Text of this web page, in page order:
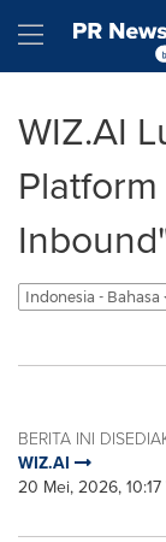
Hamburger
WIZ.AI
Indonesia - Bahasa
BERITA INI
WIZ.AI
20 Mei, 2026, 10:17